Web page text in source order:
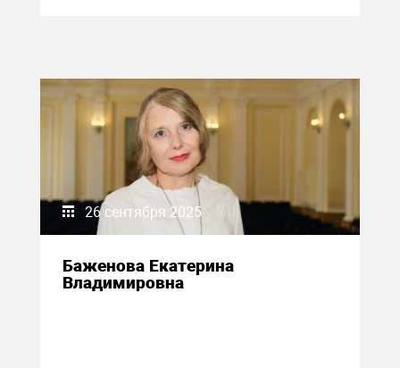
26 сентября 2025
Баженова Екатерина
Владимировна